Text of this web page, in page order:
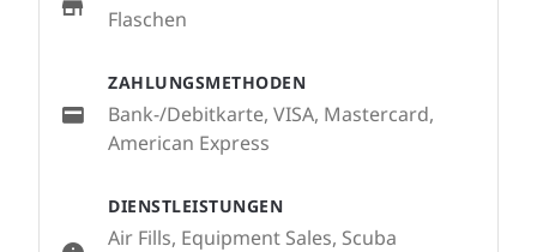
DIENSTLEISTUNGEN
Air Fills, Equipment Sales, Scuba
Flaschen
ZAHLUNGSMETHODEN
Bank-/Debitkarte, VISA, Mastercard,
American Express